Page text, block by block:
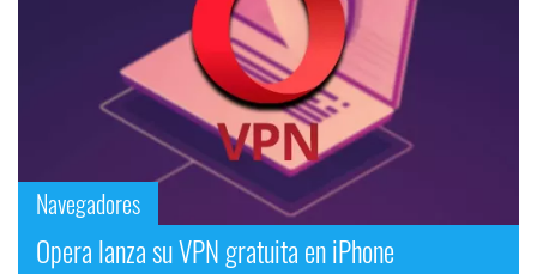
Navegadores
Opera lanza su VPN gratuita en iPhone